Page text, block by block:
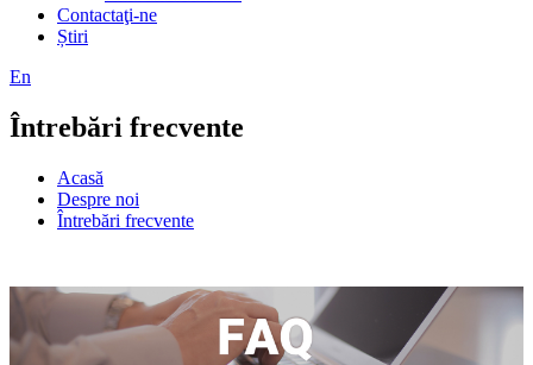
Contactaţi-ne
Știri
En
Întrebări frecvente
Acasă
Despre noi
Întrebări frecvente